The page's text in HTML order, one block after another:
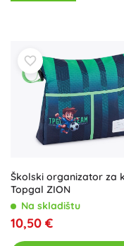
ostaju na mjestu i
temperama, vodenim
Materijali i izrada
dodir, brzosušeći i
vrtić, pregača za
rukavima, kao i perivi
dimenzijama,
drugim kreativnim
stolnjaci nudi
klupa u školi, vrtiću i
Školski organizator za
Topgal ZION
Na skladištu
10,50 €